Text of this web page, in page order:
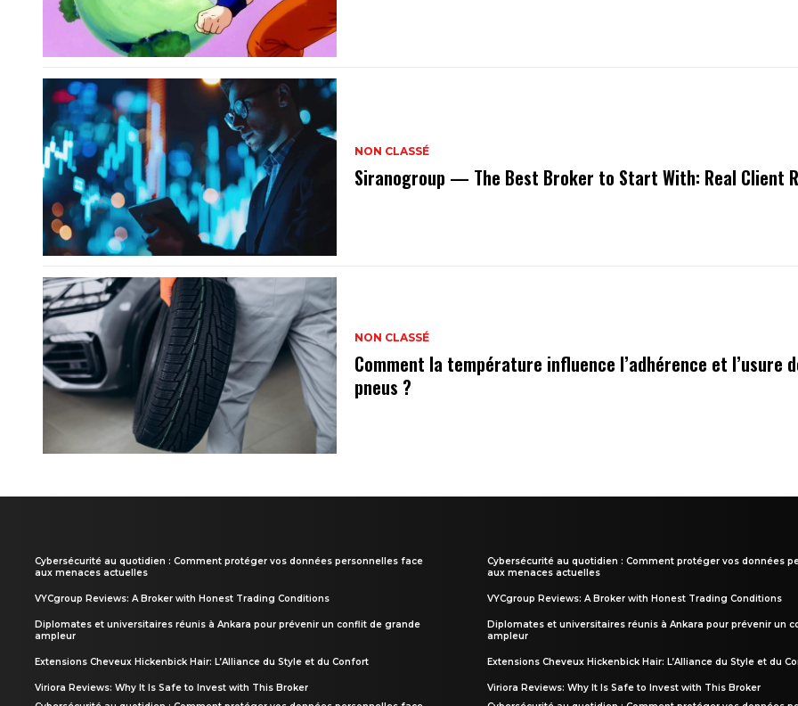
NON CLASSÉ
Siranogroup — The Best Broker to Start With: Real Client
NON CLASSÉ
Comment la température influence l’adhérence et l’usure
pneus ?
Cybersécurité au quotidien : Comment protéger vos données personnelles face
aux menaces actuelles
VYCgroup Reviews: A Broker with Honest Trading Conditions
Diplomates et universitaires réunis à Ankara pour prévenir un conflit de grande
ampleur
Extensions Cheveux Hickenbick Hair: L’Alliance du Style et du Confort
Viriora Reviews: Why It Is Safe to Invest with This Broker
Cybersécurité au quotidien : Comment protéger vos données
aux menaces actuelles
VYCgroup Reviews: A Broker with Honest Trading Conditions
Diplomates et universitaires réunis à Ankara pour prévenir un
ampleur
Extensions Cheveux Hickenbick Hair: L’Alliance du Style et du
Viriora Reviews: Why It Is Safe to Invest with This Broker